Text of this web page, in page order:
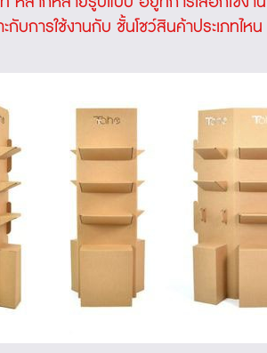
กับการใช้งานกับ ชั้นโชว์สินค้าประเภทไห